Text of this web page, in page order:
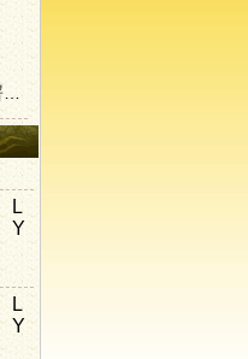
“十三五”国家科技创新规划部署中医药现代化
L
Y
L
Y